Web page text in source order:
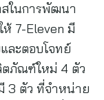
สในการพัฒนา
7-Eleven มี
ละตอบโจทย์
ตภัณฑ์ใหม่ 4 ตัว
3 ตัว ที่จำหน่าย